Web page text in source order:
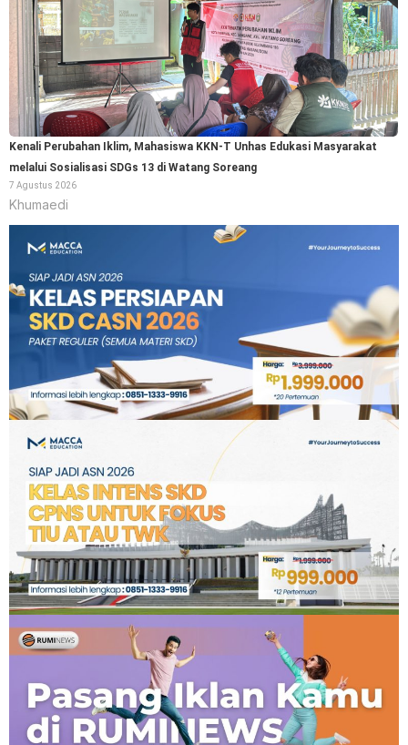
Kenali Perubahan Iklim, Mahasiswa KKN-T Unhas Edukasi Masyarakat
melalui Sosialisasi SDGs 13 di Watang Soreang
7 Agustus 2026
Khumaedi